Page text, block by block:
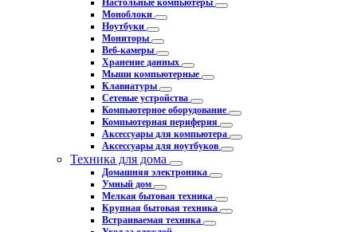
Настольные компьютеры
Моноблоки
Ноутбуки
Мониторы
Веб-камеры
Хранение данных
Мыши компьютерные
Клавиатуры
Сетевые устройства
Компьютерное оборудование
Компьютерная периферия
Аксессуары для компьютера
Аксессуары для ноутбуков
Техника для дома
Домашняя электроника
Умный дом
Мелкая бытовая техника
Крупная бытовая техника
Встраиваемая техника